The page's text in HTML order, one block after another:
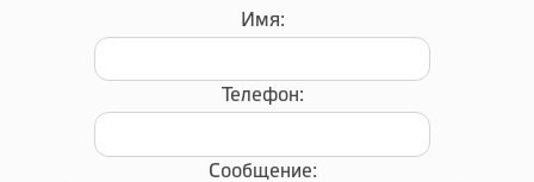
Имя:
Телефон:
Сообщение: